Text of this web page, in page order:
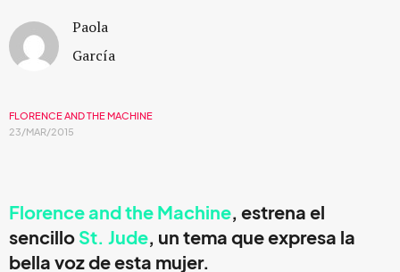
Paola
García
FLORENCE AND THE MACHINE
23/MAR/2015
Florence and the Machine, estrena el
sencillo St. Jude, un tema que expresa la
bella voz de esta mujer.